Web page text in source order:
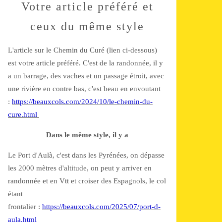
Votre article préféré et
ceux du même style
L'article sur le Chemin du Curé (lien ci-dessous)
est votre article préféré. C'est de la randonnée, il y
a un barrage, des vaches et un passage étroit, avec
une rivière en contre bas, c'est beau en envoutant
: https://beauxcols.com/2024/10/le-chemin-du-
cure.html
Dans le même style, il y a
Le Port d'Aulà, c'est dans les Pyrénées, on dépasse
les 2000 mètres d'altitude, on peut y arriver en
randonnée et en Vtt et croiser des Espagnols, le col
étant
frontalier : https://beauxcols.com/2025/07/port-d-
aula.html